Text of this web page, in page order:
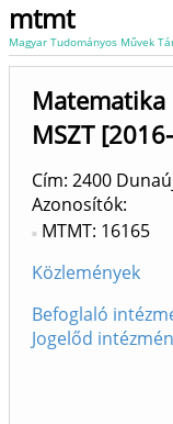
mtmt
Magyar Tudományos Művek
Matematika
MSZT
Cím: 2400
Azonosítók
MTMT: 16165
Közlemények
Befoglaló
Jogelőd